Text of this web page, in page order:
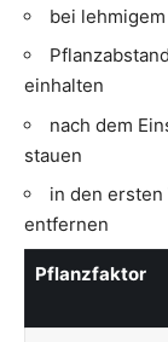
bei
einhalten
nach dem
stauen
in den ersten
entfernen
Pflanzfaktor